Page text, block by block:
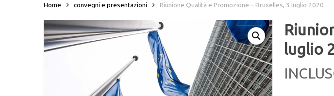
Home convegni e presentazioni Riunione Qualità e Promozione – Bruxelles, 3 luglio 2020
luglio